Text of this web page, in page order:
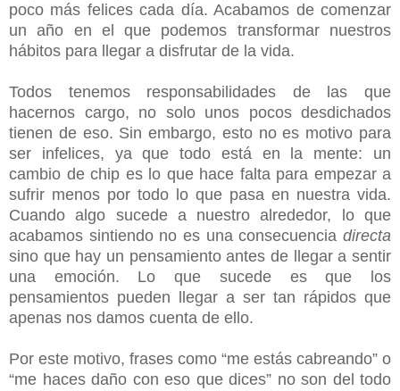
poco más felices cada día. Acabamos de comenzar
un año en el que podemos transformar nuestros
hábitos para llegar a disfrutar de la vida.
Todos tenemos responsabilidades de las que
hacernos cargo, no solo unos pocos desdichados
tienen de eso. Sin embargo, esto no es motivo para
ser infelices, ya que todo está en la mente: un
cambio de chip es lo que hace falta para empezar a
sufrir menos por todo lo que pasa en nuestra vida.
Cuando algo sucede a nuestro alrededor, lo que
acabamos sintiendo no es una consecuencia directa
sino que hay un pensamiento antes de llegar a sentir
una emoción. Lo que sucede es que los
pensamientos pueden llegar a ser tan rápidos que
apenas nos damos cuenta de ello.
Por este motivo, frases como “me estás cabreando” o
“me haces daño con eso que dices” no son del todo